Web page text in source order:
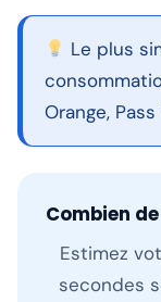
Le plus
Orange,
Combien
Estimez
secondes